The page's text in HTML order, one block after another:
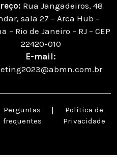
Rua Jangadeiros, 48
sala 27 – Arca Hub –
– Rio de Janeiro – RJ – CEP
22420-010
E-mail:
Perguntas
frequentes
|
Política de
Privacidade